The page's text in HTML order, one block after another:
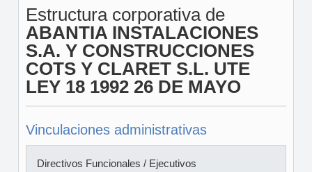
Estructura corporativa de
ABANTIA INSTALACIONES
S.A. Y CONSTRUCCIONES
COTS Y CLARET S.L. UTE
LEY 18 1992 26 DE MAYO
Vinculaciones administrativas
Directivos Funcionales / Ejecutivos